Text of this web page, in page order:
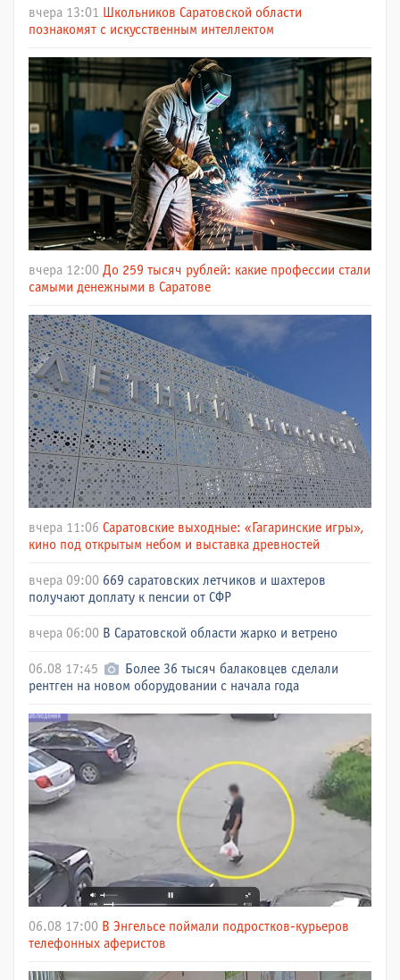
вчера 13:01
Школьников Саратовской области
познакомят с искусственным интеллектом
вчера 12:00 До 259 тысяч рублей: какие профессии стали
самыми денежными в Саратове
вчера 11:06 Саратовские выходные: «Гагаринские игры»,
кино под открытым небом и выставка древностей
вчера 09:00 669 саратовских летчиков и шахтеров
получают доплату к пенсии от СФР
вчера 06:00 В Саратовской области жарко и ветрено
06.08 17:45
Более 36 тысяч балаковцев сделали
рентген на новом оборудовании с начала года
06.08 17:00 В Энгельсе поймали подростков-курьеров
телефонных аферистов